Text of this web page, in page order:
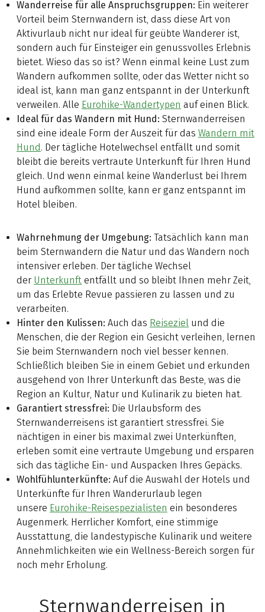
Wanderreise für alle Anspruchsgruppen: Ein weiterer
Vorteil beim Sternwandern ist, dass diese Art von
Aktivurlaub nicht nur ideal für geübte Wanderer ist,
sondern auch für Einsteiger ein genussvolles Erlebnis
bietet. Wieso das so ist? Wenn einmal keine Lust zum
Wandern aufkommen sollte, oder das Wetter nicht so
ideal ist, kann man ganz entspannt in der Unterkunft
verweilen. Alle Eurohike-Wandertypen auf einen Blick.
Ideal für das Wandern mit Hund: Sternwanderreisen
sind eine ideale Form der Auszeit für das Wandern mit
Hund . Der tägliche Hotelwechsel entfällt und somit
bleibt die bereits vertraute Unterkunft für Ihren Hund
gleich. Und wenn einmal keine Wanderlust bei Ihrem
Hund aufkommen sollte, kann er ganz entspannt im
Hotel bleiben.
Wahrnehmung der Umgebung: Tatsächlich kann man
beim Sternwandern die Natur und das Wandern noch
intensiver erleben. Der tägliche Wechsel
der Unterkunft entfällt und so bleibt Ihnen mehr Zeit,
um das Erlebte Revue passieren zu lassen und zu
verarbeiten.
Hinter den Kulissen: Auch das Reiseziel und die
Menschen, die der Region ein Gesicht verleihen, lernen
Sie beim Sternwandern noch viel besser kennen.
Schließlich bleiben Sie in einem Gebiet und erkunden
ausgehend von Ihrer Unterkunft das Beste, was die
Region an Kultur, Natur und Kulinarik zu bieten hat.
Garantiert stressfrei: Die Urlaubsform des
Sternwanderreisens ist garantiert stressfrei. Sie
nächtigen in einer bis maximal zwei Unterkünften,
erleben somit eine vertraute Umgebung und ersparen
sich das tägliche Ein- und Auspacken Ihres Gepäcks.
Wohlfühlunterkünfte: Auf die Auswahl der Hotels und
Unterkünfte für Ihren Wanderurlaub legen
unsere Eurohike-Reisespezialisten ein besonderes
Augenmerk. Herrlicher Komfort, eine stimmige
Ausstattung, die landestypische Kulinarik und weitere
Annehmlichkeiten wie ein Wellness-Bereich sorgen für
noch mehr Erholung.
Sternwanderreisen in